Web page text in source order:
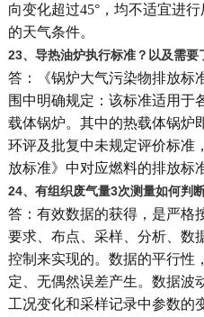
向变化超过45°，均不适宜进
的天气条件。
23、导热油炉执行标准？以及需要
答：《锅炉大气污染物排放标
围中明确规定：该标准适用于
载体锅炉。其中的热载体锅炉
环评及批复中未规定评价标准
放标准》中对应燃料的排放标
24、有组织废气量3次测量如何判
答：有效数据的获得，是严格
要求、布点、采样、分析、数
控制来实现的。数据的平行性
定、无偶然误差产生。数据波
工况变化和采样记录中参数的